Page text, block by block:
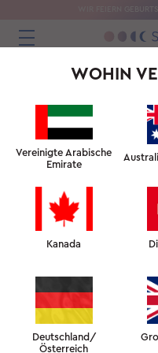
WIR FEIERN
WOHIN
Vereinigte Arabische
Emirate
Kanada
Deutschland/
Österreich